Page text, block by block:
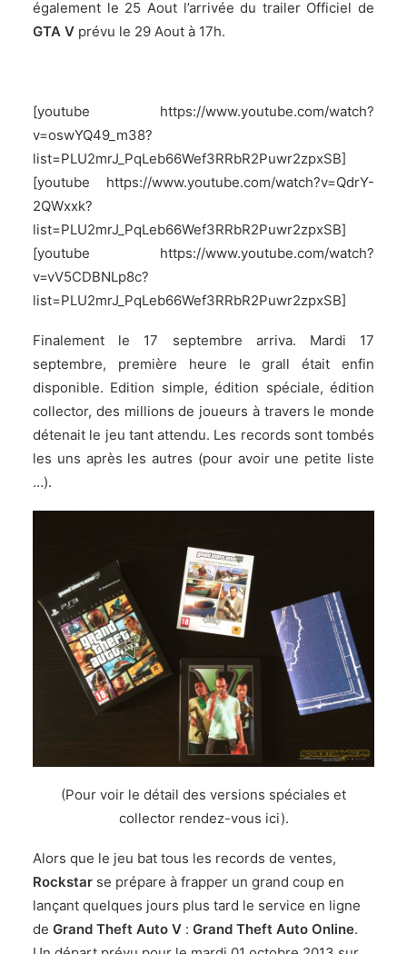
également le 25 Aout l’arrivée du trailer Officiel de
GTA V prévu le 29 Aout à 17h.
[youtube https://www.youtube.com/watch?
v=oswYQ49_m38?
list=PLU2mrJ_PqLeb66Wef3RRbR2Puwr2zpxSB]
[youtube https://www.youtube.com/watch?v=QdrY-
2QWxxk?
list=PLU2mrJ_PqLeb66Wef3RRbR2Puwr2zpxSB]
[youtube https://www.youtube.com/watch?
v=vV5CDBNLp8c?
list=PLU2mrJ_PqLeb66Wef3RRbR2Puwr2zpxSB]
Finalement le 17 septembre arriva. Mardi 17
septembre, première heure le grall était enfin
disponible. Edition simple, édition spéciale, édition
collector, des millions de joueurs à travers le monde
détenait le jeu tant attendu. Les records sont tombés
les uns après les autres (pour avoir une petite liste
…).
(Pour voir le détail des versions spéciales et
collector rendez-vous ici).
Alors que le jeu bat tous les records de ventes,
Rockstar se prépare à frapper un grand coup en
lançant quelques jours plus tard le service en ligne
de Grand Theft Auto V : Grand Theft Auto Online.